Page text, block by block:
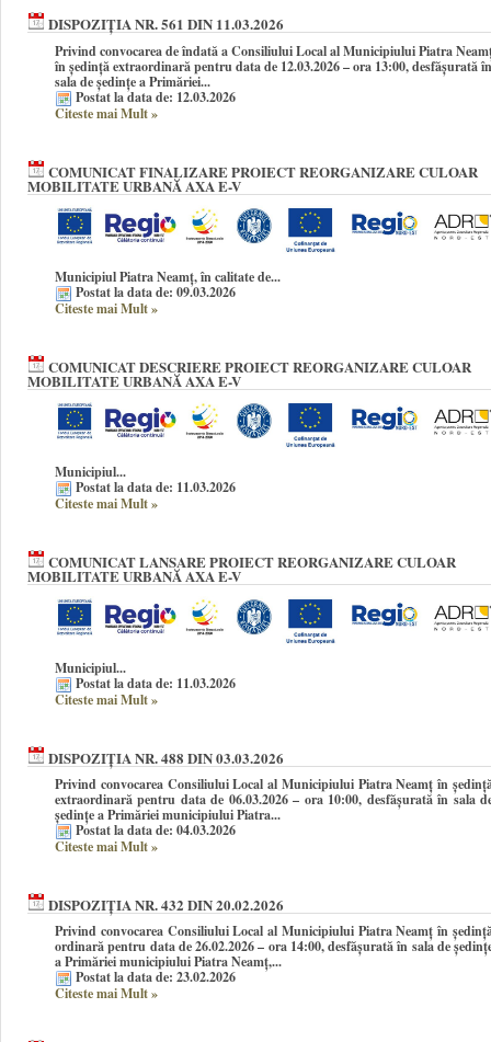
DISPOZIȚIA NR. 561 DIN 11.03.2026
Privind convocarea de îndată a Consiliului Local al Municipiului Piatra
în şedinţă extraordinară pentru data de 12.03.2026 – ora 13:00, desfășurată în
sala de ședințe a Primăriei...
Postat la data de: 12.03.2026
Citeste mai Mult»
COMUNICAT FINALIZARE PROIECT REORGANIZARE CULOAR
MOBILITATE URBANĂ AXA E-V
Municipiul Piatra Neamț, în calitate de...
Postat la data de: 09.03.2026
Citeste mai Mult»
COMUNICAT DESCRIERE PROIECT REORGANIZARE CULOAR
MOBILITATE URBANĂ AXA E-V
Municipiul...
Postat la data de: 11.03.2026
Citeste mai Mult»
COMUNICAT LANSARE PROIECT REORGANIZARE CULOAR
MOBILITATE URBANĂ AXA E-V
Municipiul...
Postat la data de: 11.03.2026
Citeste mai Mult»
DISPOZIȚIA NR. 488 DIN 03.03.2026
Privind convocarea Consiliului Local al Municipiului Piatra Neamţ în
extraordinară pentru data de 06.03.2026 – ora 10:00, desfășurată în sala
ședințe a Primăriei municipiului Piatra...
Postat la data de: 04.03.2026
Citeste mai Mult»
DISPOZIȚIA NR. 432 DIN 20.02.2026
Privind convocarea Consiliului Local al Municipiului Piatra Neamţ în
ordinară pentru data de 26.02.2026 – ora 14:00, desfășurată în sala de
a Primăriei municipiului Piatra Neamț,...
Postat la data de: 23.02.2026
Citeste mai Mult»